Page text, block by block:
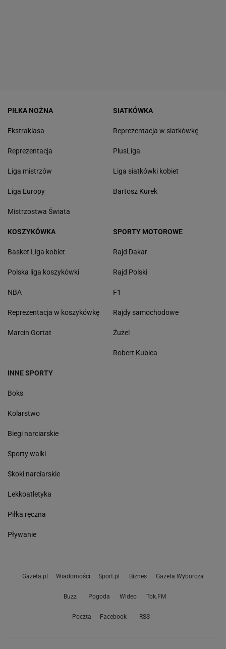
PIŁKA NOŻNA
Ekstraklasa
Reprezentacja
Liga mistrzów
Liga Europy
Mistrzostwa Świata
SIATKÓWKA
Reprezentacja w siatkówkę
PlusLiga
Liga siatkówki kobiet
Bartosz Kurek
KOSZYKÓWKA
Basket Liga kobiet
Polska liga koszykówki
NBA
Reprezentacja w koszykówkę
Marcin Gortat
SPORTY MOTOROWE
Rajd Dakar
Rajd Polski
F1
Rajdy samochodowe
Żużel
Robert Kubica
INNE SPORTY
Boks
Kolarstwo
Biegi narciarskie
Sporty walki
Skoki narciarskie
Lekkoatletyka
Piłka ręczna
Pływanie
Gazeta.pl Wiadomości Sport.pl Biznes Gazeta Wyborcza
Buzz Pogoda Wideo Tok.FM
Poczta Facebook RSS